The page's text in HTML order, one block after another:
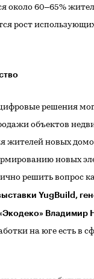
около 60–65%
рост
решения
объектов
жителей новых
новых
решить вопрос
YugBuild,
Владимир
на юге есть в